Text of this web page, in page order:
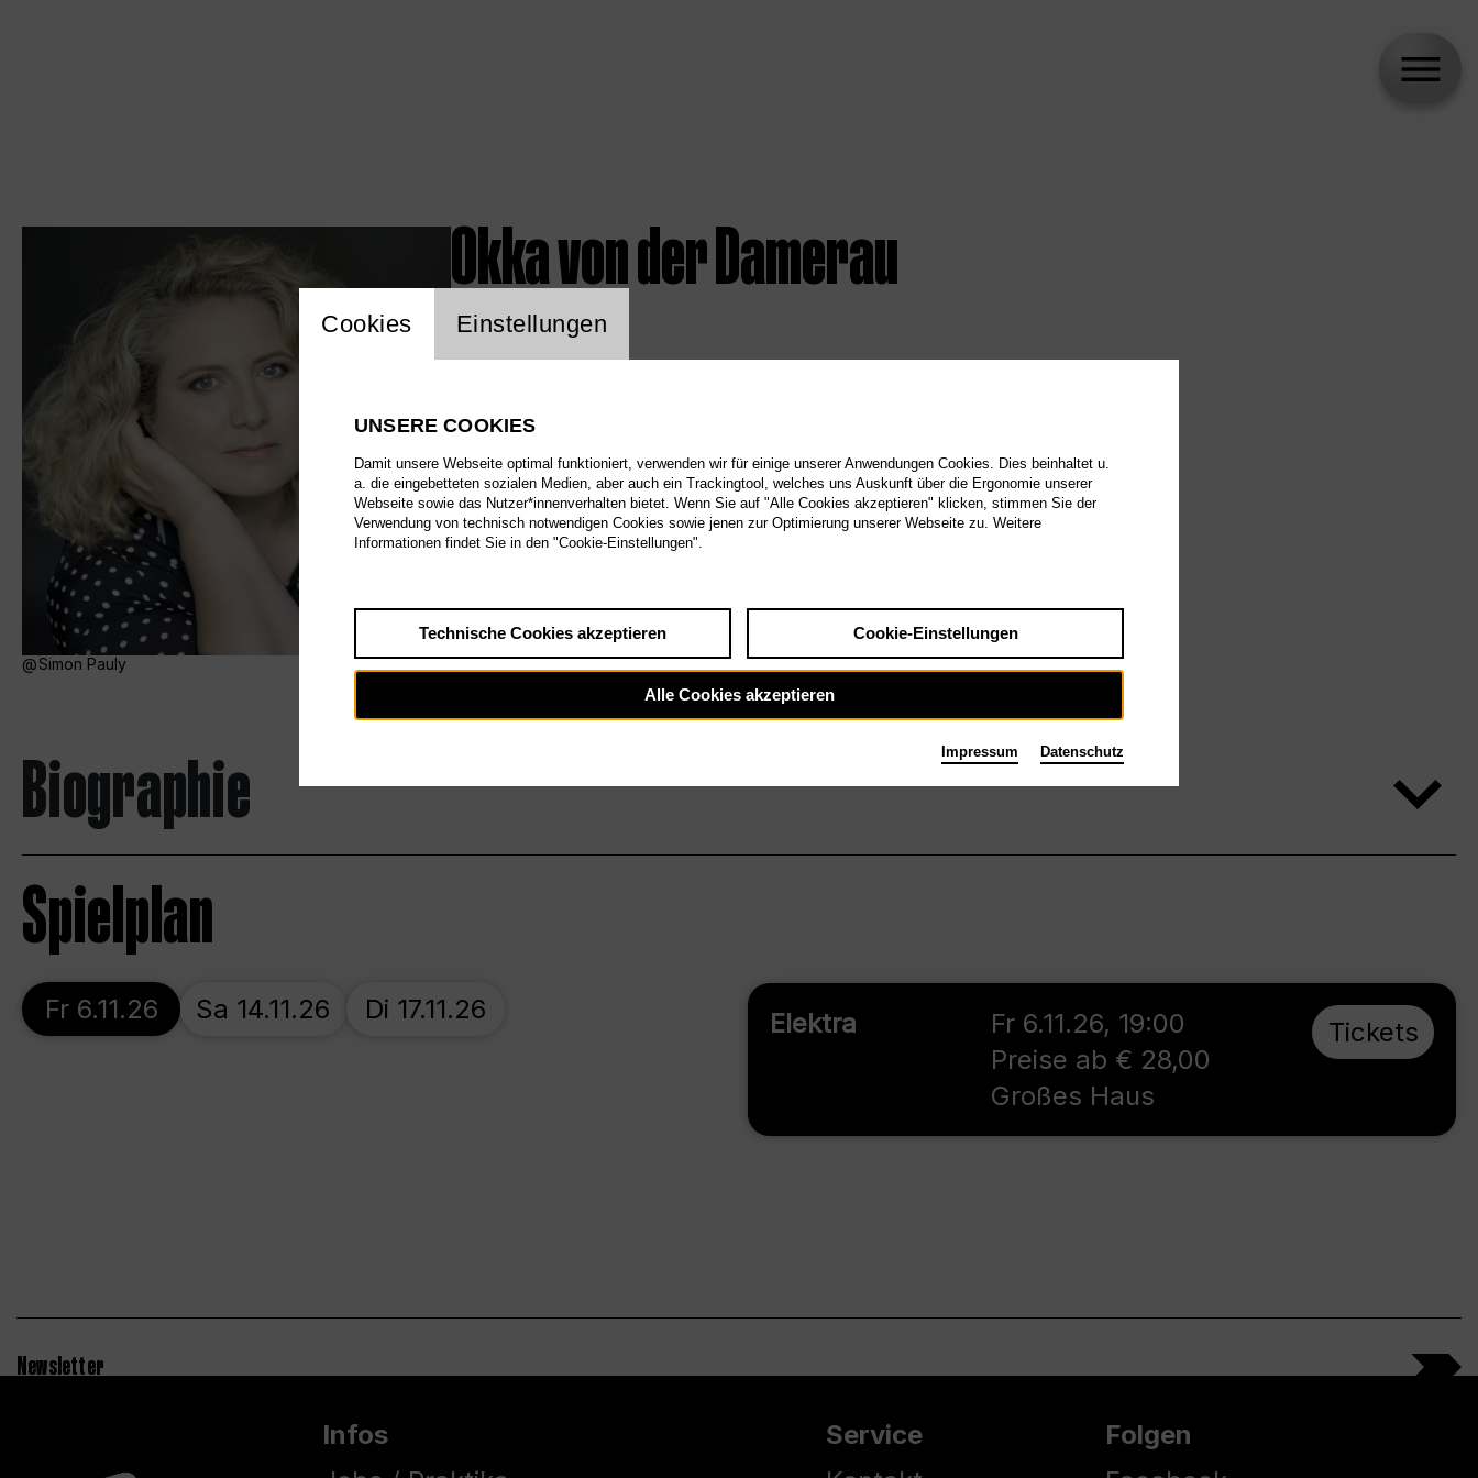
Simon Pauly
Okka von der Damerau
Biographie
Spielplan
Elektra Fr 6.11.26, 19:00
Preise ab € 28,00
Großes Haus
Tickets
Fr 6.11.26 Sa 14.11.26 Di 17.11.26
Newsletter
Infos
Service
Folgen
Einstellung Website Cookie
Cookies Einstellungen
UNSERE COOKIES
Damit unsere Webseite optimal funktioniert, verwenden wir für einige unserer Anwendungen Cookies. Dies beinhaltet u.
a. die eingebetteten sozialen Medien, aber auch ein Trackingtool, welches uns Auskunft über die Ergonomie unserer
Webseite sowie das Nutzer*innenverhalten bietet. Wenn Sie auf "Alle Cookies akzeptieren" klicken, stimmen Sie der
Verwendung von technisch notwendigen Cookies sowie jenen zur Optimierung unserer Webseite zu. Weitere
Informationen findet Sie in den "Cookie-Einstellungen".
Technische Cookies akzeptieren Cookie-Einstellungen
Alle Cookies akzeptieren
Impressum Datenschutz